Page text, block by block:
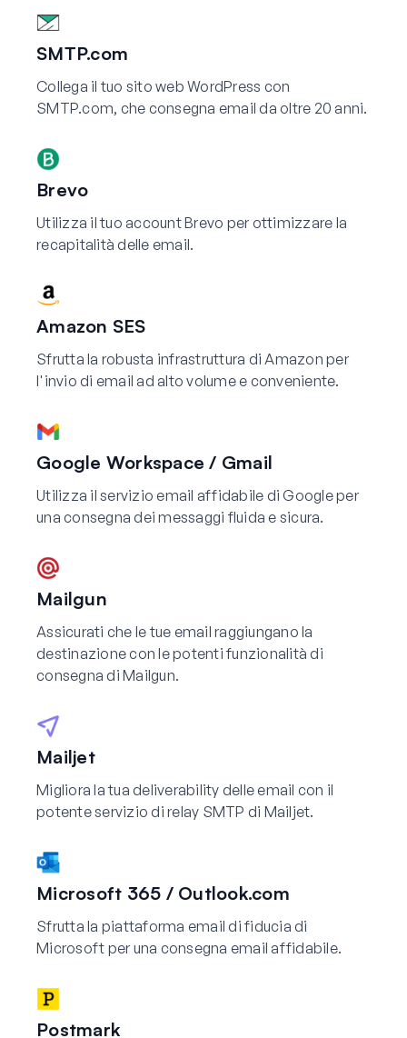
SMTP.com
Collega il tuo sito web WordPress con
SMTP.com, che consegna email da oltre 20 anni.
Brevo
Utilizza il tuo account Brevo per ottimizzare la
recapitalità delle email.
Amazon SES
Sfrutta la robusta infrastruttura di Amazon per
l'invio di email ad alto volume e conveniente.
Google Workspace / Gmail
Utilizza il servizio email affidabile di Google per
una consegna dei messaggi fluida e sicura.
Mailgun
Assicurati che le tue email raggiungano la
destinazione con le potenti funzionalità di
consegna di Mailgun.
Mailjet
Migliora la tua deliverability delle email con il
potente servizio di relay SMTP di Mailjet.
Microsoft 365 / Outlook.com
Sfrutta la piattaforma email di fiducia di
Microsoft per una consegna email affidabile.
Postmark